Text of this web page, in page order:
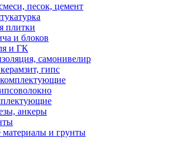
песок, цемент
плитки
и блоков
и ГК
самонивелир
гипс
анкеры
материалы и грунты